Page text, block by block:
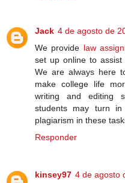
Jack 4 de agosto de
We provide law
set up online to
We are always here
make college life
writing and editing
students may turn
plagiarism in these
Responder
kinsey97 4 de agosto